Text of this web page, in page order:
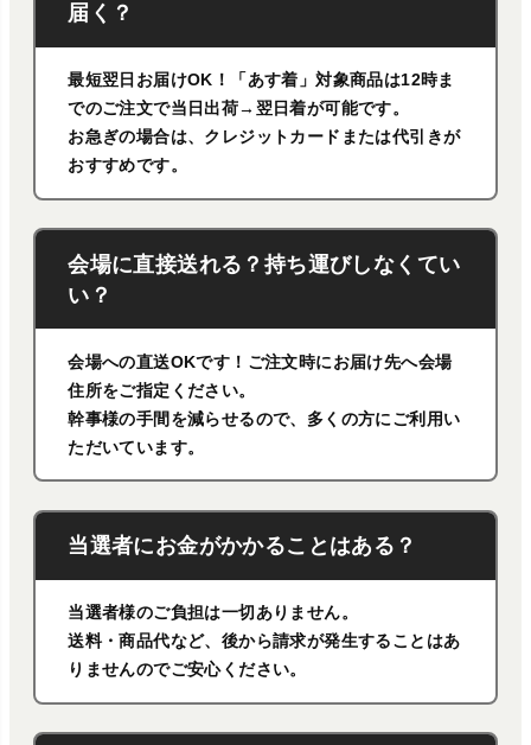
届く？
最短翌日お届けOK！「あす着」対象商品は12時ま
でのご注文で当日出荷→翌日着が可能です。
お急ぎの場合は、クレジットカードまたは代引きが
おすすめです。
会場に直接送れる？持ち運びしなくてい
い？
会場への直送OKです！ご注文時にお届け先へ会場
住所をご指定ください。
幹事様の手間を減らせるので、多くの方にご利用い
ただいています。
当選者にお金がかかることはある？
当選者様のご負担は一切ありません。
送料・商品代など、後から請求が発生することはあ
りませんのでご安心ください。